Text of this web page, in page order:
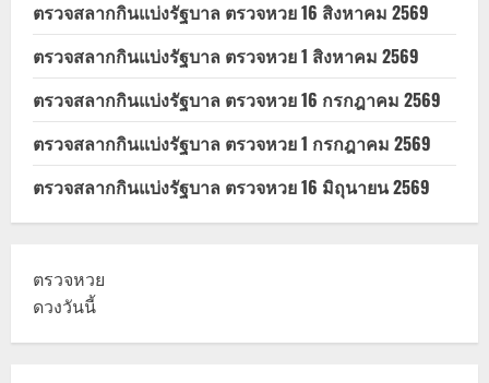
ตรวจสลากกินแบ่งรัฐบาล ตรวจหวย 16 สิงหาคม 2569
ตรวจสลากกินแบ่งรัฐบาล ตรวจหวย 1 สิงหาคม 2569
ตรวจสลากกินแบ่งรัฐบาล ตรวจหวย 16 กรกฎาคม 2569
ตรวจสลากกินแบ่งรัฐบาล ตรวจหวย 1 กรกฎาคม 2569
ตรวจสลากกินแบ่งรัฐบาล ตรวจหวย 16 มิถุนายน 2569
ตรวจหวย
ดวงวันนี้